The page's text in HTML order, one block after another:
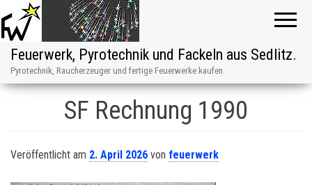
Feuerwerk, Pyrotechnik und Fackeln aus Sedlitz.
Pyrotechnik, Raucherzeuger und fertige Feuerwerke kaufen.
SF Rechnung 1990
Veröffentlicht am 2. April 2026 von feuerwerk